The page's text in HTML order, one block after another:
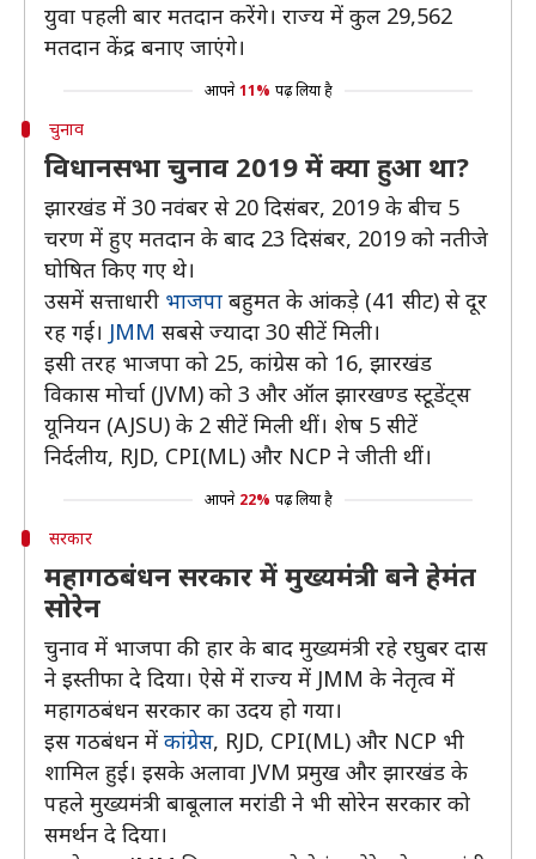
युवा पहली बार मतदान करेंगे। राज्य में कुल 29,562
मतदान केंद्र बनाए जाएंगे।
आपने 11% पढ़ लिया है
चुनाव
विधानसभा चुनाव 2019 में क्या हुआ था?
झारखंड में 30 नवंबर से 20 दिसंबर, 2019 के बीच 5
चरण में हुए मतदान के बाद 23 दिसंबर, 2019 को नतीजे
घोषित किए गए थे।
उसमें सत्ताधारी भाजपा बहुमत के आंकड़े (41 सीट) से दूर
रह गई। JMM सबसे ज्यादा 30 सीटें मिली।
इसी तरह भाजपा को 25, कांग्रेस को 16, झारखंड
विकास मोर्चा (JVM) को 3 और ऑल झारखण्ड स्टूडेंट्स
यूनियन (AJSU) के 2 सीटें मिली थीं। शेष 5 सीटें
निर्दलीय, RJD, CPI(ML) और NCP ने जीती थीं।
आपने 22% पढ़ लिया है
सरकार
महागठबंधन सरकार में मुख्यमंत्री बने हेमंत
सोरेन
चुनाव में भाजपा की हार के बाद मुख्यमंत्री रहे रघुबर दास
ने इस्तीफा दे दिया। ऐसे में राज्य में JMM के नेतृत्व में
महागठबंधन सरकार का उदय हो गया।
इस गठबंधन में कांग्रेस, RJD, CPI(ML) और NCP भी
शामिल हुई। इसके अलावा JVM प्रमुख और झारखंड के
पहले मुख्यमंत्री बाबूलाल मरांडी ने भी सोरेन सरकार को
समर्थन दे दिया।